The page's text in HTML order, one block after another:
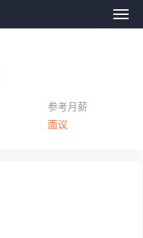
远
参考月薪
面议